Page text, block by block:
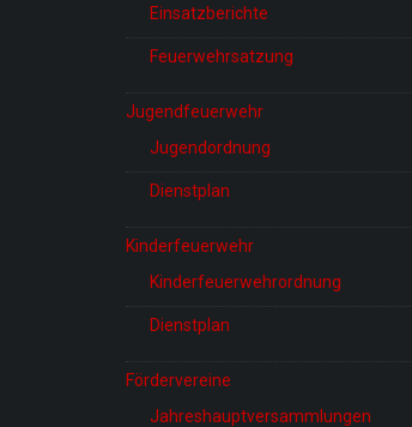
Einsatzberichte
Feuerwehrsatzung
Jugendfeuerwehr
Jugendordnung
Dienstplan
Kinderfeuerwehr
Kinderfeuerwehrordnung
Dienstplan
Fördervereine
Jahreshauptversammlungen